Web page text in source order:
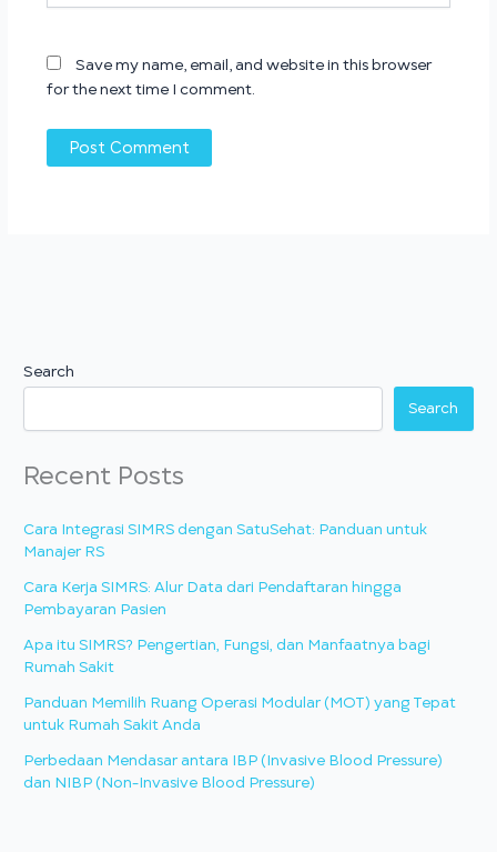
Save my name, email, and website in this browser
for the next time I comment.
Search
Search
Recent Posts
Cara Integrasi SIMRS dengan SatuSehat: Panduan untuk
Manajer RS
Cara Kerja SIMRS: Alur Data dari Pendaftaran hingga
Pembayaran Pasien
Apa itu SIMRS? Pengertian, Fungsi, dan Manfaatnya bagi
Rumah Sakit
Panduan Memilih Ruang Operasi Modular (MOT) yang Tepat
untuk Rumah Sakit Anda
Perbedaan Mendasar antara IBP (Invasive Blood Pressure)
dan NIBP (Non-Invasive Blood Pressure)